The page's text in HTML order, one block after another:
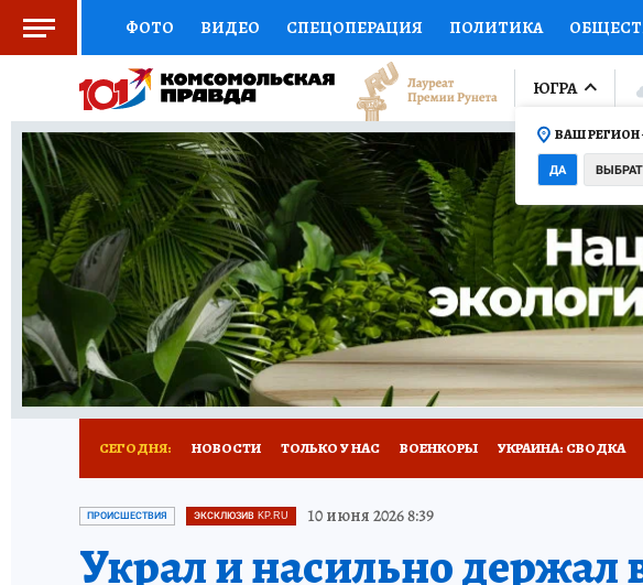
ФОТО ВИДЕО СПЕЦОПЕРАЦИЯ ПОЛИТИКА
СОЦПОДДЕРЖКА НАУКА СПОРТ КОЛУМНИСТЫ
ВЫБОР ЭКСПЕРТОВ ДОКТОР ФИНАНСЫ ОТКРЫВАЕМ
КНИЖНАЯ ПОЛКА ПРОГНОЗЫ НА СПОРТ ПРОМОКОДЫ
ПРЕСС-ЦЕНТР НЕДВИЖИМОСТЬ ТЕЛЕВИЗОР
РАДИО КП РЕКЛАМА ТЕСТЫ НОВОЕ НА САЙТЕ
ЮГРА
ВАШ
ДА
СЕГОДНЯ: НОВОСТИ ТОЛЬКО У НАС ВОЕНКОРЫ УКРАИНА: СВОДКА
ИСПЫТАНО НА СЕБЕ
ПРОИСШЕСТВИЯ ЭКСКЛЮЗИВ KP.RU 10 июня 2026 8:39
Украл и насильно держал